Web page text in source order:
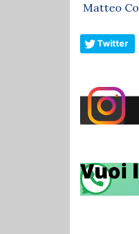
Matteo
Twitter